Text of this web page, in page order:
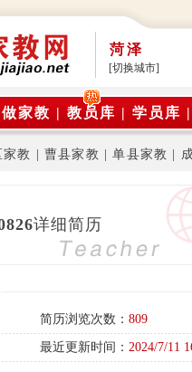
菏泽
[切换城市]
做家教 | 教员库 | 学员库 |
家教 |曹县家教 |单县家教
详细简历
简历浏览次数： 809
最近更新时间： 2024/7/11